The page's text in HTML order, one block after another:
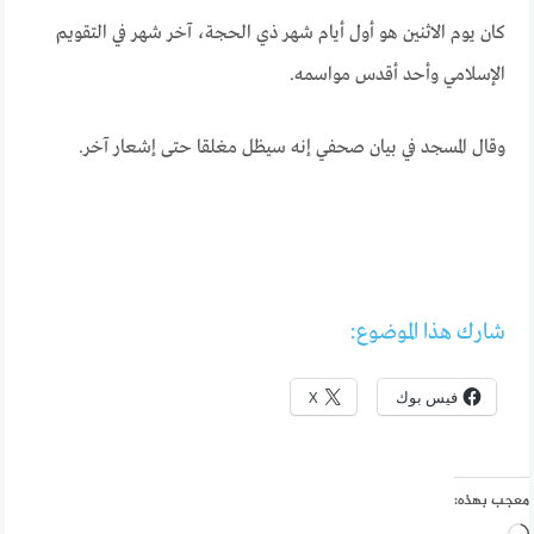
كان يوم الاثنين هو أول أيام شهر ذي الحجة، آخر شهر في التقويم
الإسلامي وأحد أقدس مواسمه.
وقال المسجد في بيان صحفي إنه سيظل مغلقا حتى إشعار آخر.
شارك هذا الموضوع:
فيس بوك X
معجب بهذه: